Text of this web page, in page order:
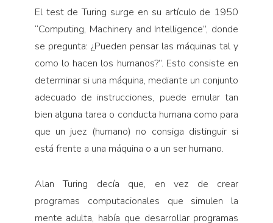
El test de Turing surge en su artículo de 1950
“Computing, Machinery and Intelligence”, donde
se pregunta: ¿Pueden pensar las máquinas tal y
como lo hacen los humanos?”. Esto consiste en
determinar si una máquina, mediante un conjunto
adecuado de instrucciones, puede emular tan
bien alguna tarea o conducta humana como para
que un juez (humano) no consiga distinguir si
está frente a una máquina o a un ser humano.
Alan Turing decía que, en vez de crear
programas computacionales que simulen la
mente adulta, había que desarrollar programas